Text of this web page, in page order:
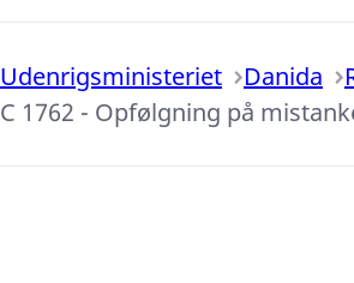
Udenrigsministeriet Danida
C 1762 - Opfølgning på